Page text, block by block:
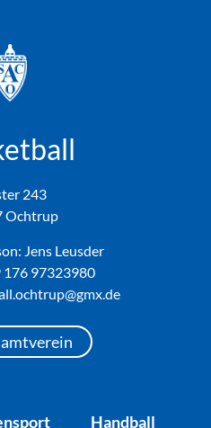
243
Ochtrup
Jens Leusder
176 97323980
Handball